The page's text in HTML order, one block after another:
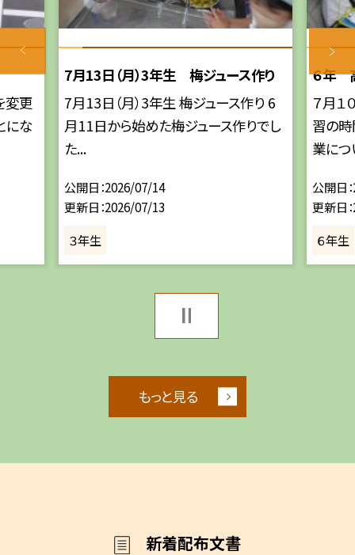
変更
にな
7月13日（月）3年生 梅ジュース作り
7月13日（月）3年生 梅ジュース作り 6
月11日から始めた梅ジュース作りでし
た...
公開日 2026/07/14
更新日 2026/07/13
３年生
６年
７月１
習の時
業につ
公開日
更新日
６年生
もっと見る
新着配布文書